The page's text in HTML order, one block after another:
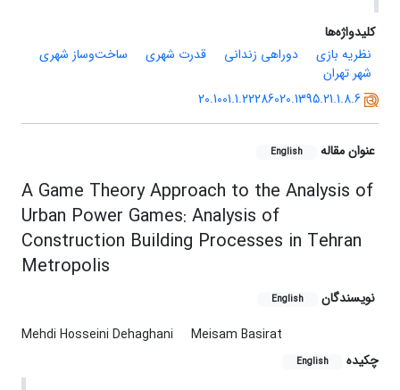
کلیدواژه‌ها
نظریه بازی
دوراهی زندانی قدرت شهری
ساخت‌وساز شهری
شهر تهران
20.1001.1.22286020.1395.21.1.8.6
عنوان مقاله English
A Game Theory Approach to the Analysis of
Urban Power Games: Analysis of
Construction Building Processes in Tehran
Metropolis
نویسندگان English
Mehdi Hosseini Dehaghani
Meisam Basirat
چکیده
English